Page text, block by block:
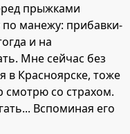
прыжками
по манежу: прибавки-
и на
Мне сейчас без
в Красноярске, тоже
смотрю со страхом.
Вспоминая его